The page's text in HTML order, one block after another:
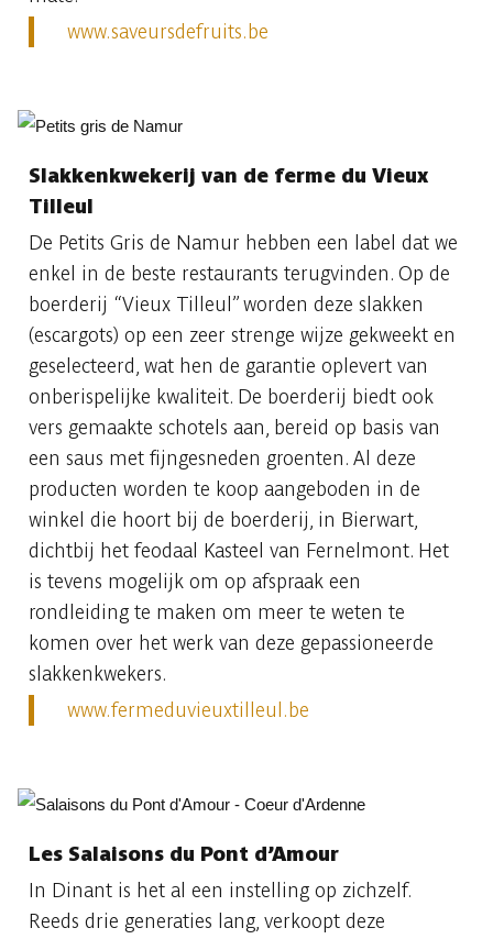
www.saveursdefruits.be
Slakkenkwekerij van de ferme du Vieux
Tilleul
De Petits Gris de Namur hebben een label dat we
enkel in de beste restaurants terugvinden. Op de
boerderij “Vieux Tilleul” worden deze slakken
(escargots) op een zeer strenge wijze gekweekt en
geselecteerd, wat hen de garantie oplevert van
onberispelijke kwaliteit. De boerderij biedt ook
vers gemaakte schotels aan, bereid op basis van
een saus met fijngesneden groenten. Al deze
producten worden te koop aangeboden in de
winkel die hoort bij de boerderij, in Bierwart,
dichtbij het feodaal Kasteel van Fernelmont. Het
is tevens mogelijk om op afspraak een
rondleiding te maken om meer te weten te
komen over het werk van deze gepassioneerde
slakkenkwekers.
www.fermeduvieuxtilleul.be
Les Salaisons du Pont d’Amour
In Dinant is het al een instelling op zichzelf.
Reeds drie generaties lang, verkoopt deze